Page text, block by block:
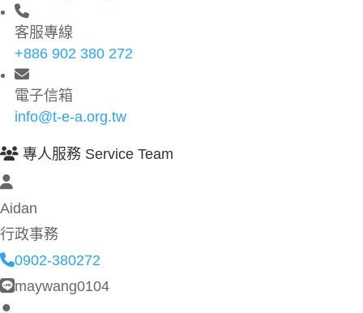
客服專線
+886 902 380 272
電子信箱
info@t-e-a.org.tw
專人服務 Service Team
Aidan
行政事務
0902-380272
maywang0104